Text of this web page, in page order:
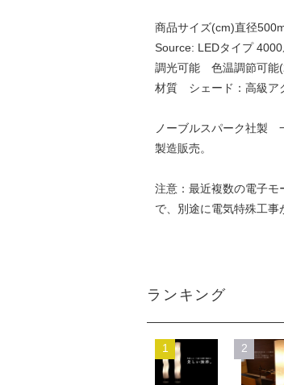
商品サイズ(cm)直径
Source: LEDタイプ
調光可能 色温調節可能
材質 シェード：高級ア
ノーブルスパーク社製
製造販売。
注意：最近複数の電子モ
で、別途に電気特殊工事
ランキング
1 2